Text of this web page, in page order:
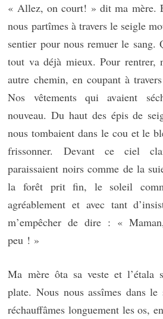
« Allez, on court! » dit ma mère.
nous partîmes à travers le seigle
sentier pour nous remuer le sang.
tout va déjà mieux. Pour rentrer,
autre chemin, en coupant à
Nos vêtements qui avaient
nouveau. Du haut des épis de
nous tombaient dans le cou et le
frissonner. Devant ce ciel
paraissaient noirs comme de la
la forêt prit fin, le soleil
agréablement et avec tant
m’empêcher de dire : «
peu ! »
Ma mère ôta sa veste et l’étala
plate. Nous nous assîmes dans
réchauffâmes longuement les os,